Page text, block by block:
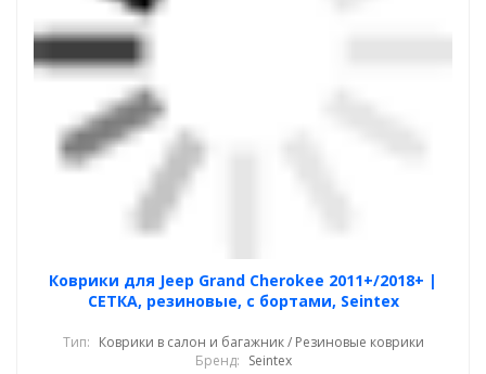
Коврики для Jeep Grand Cherokee 2011+/2018+ |
СЕТКА, резиновые, с бортами, Seintex
Тип: Коврики в салон и багажник / Резиновые коврики
Бренд: Seintex